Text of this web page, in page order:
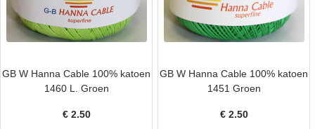
GB W Hanna Cable 100% katoen
1460 L. Groen
€ 2.50
GB W Hanna Cable 100% katoen
1451 Groen
€ 2.50